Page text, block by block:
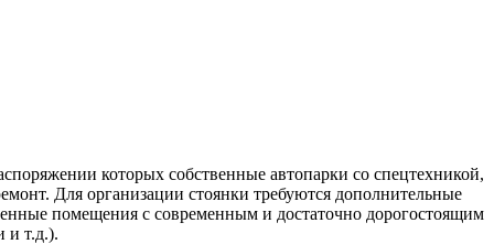
которых собственные автопарки со спецтехникой,
Для организации стоянки требуются дополнительные
помещения с современным и достаточно дорогостоящим
и т.д.).